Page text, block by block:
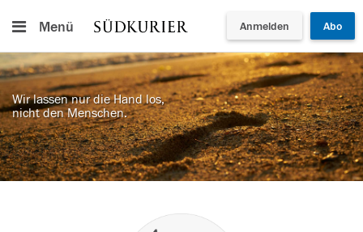
Menü Anmelden Abo
Wir lassen nur die Hand los,
nicht den Menschen.